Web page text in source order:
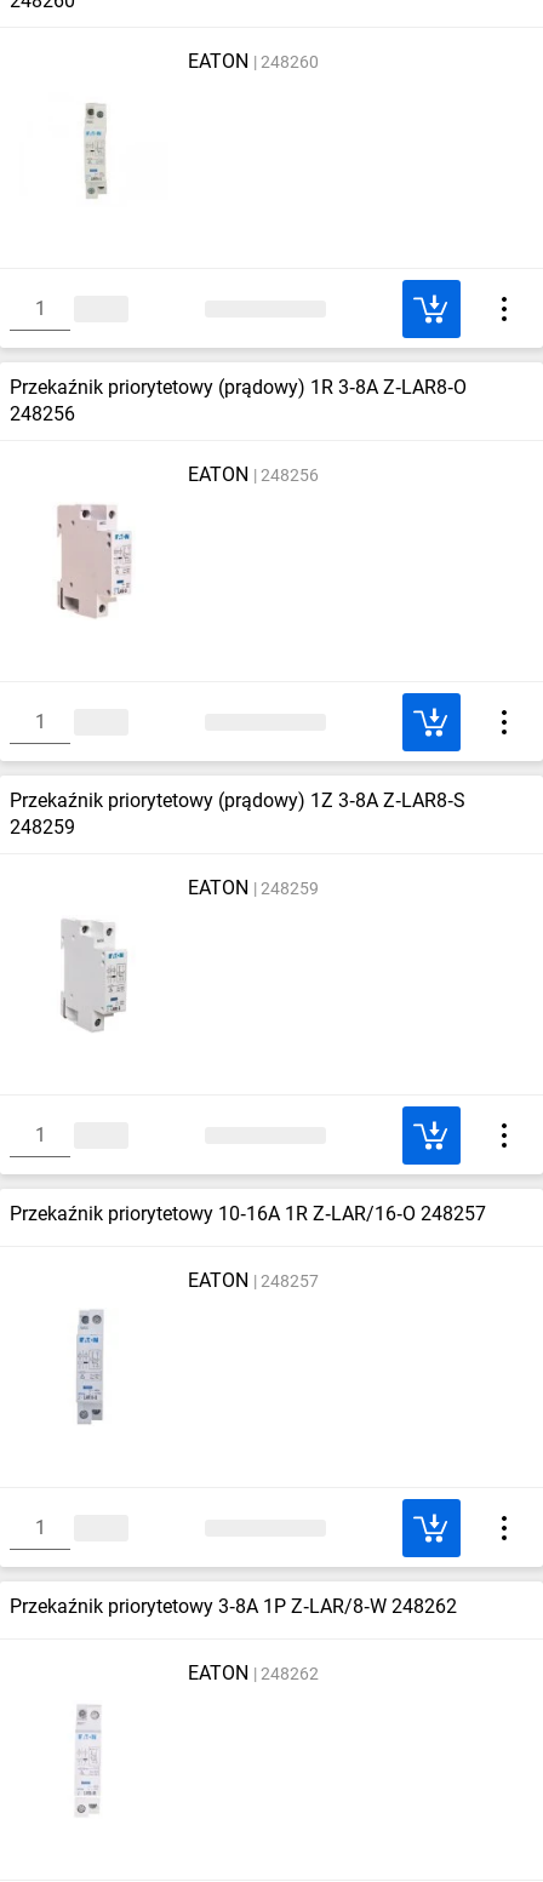
EATON 248260
Przekaźnik priorytetowy (prądowy) 1R 3‑8A Z‑LAR8‑O
248256
EATON 248256
Przekaźnik priorytetowy (prądowy) 1Z 3‑8A Z‑LAR8‑S
248259
EATON 248259
Przekaźnik priorytetowy 10‑16A 1R Z‑LAR/16‑O 248257
EATON 248257
Przekaźnik priorytetowy 3‑8A 1P Z‑LAR/8‑W 248262
EATON 248262